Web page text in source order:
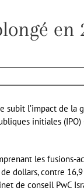
l’impact de la
initiales
les fusions-
dollars, contre
de conseil PwC